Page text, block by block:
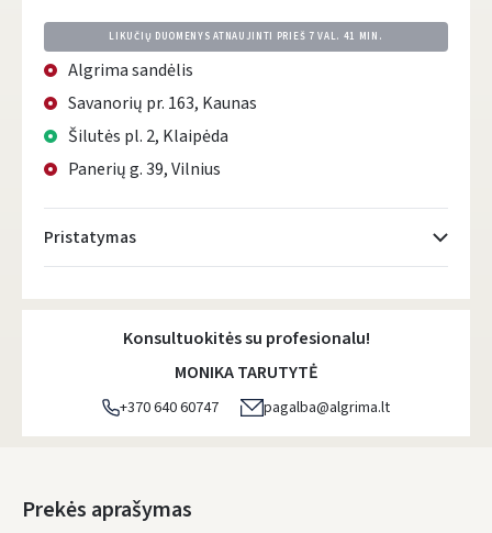
LIKUČIŲ DUOMENYS ATNAUJINTI PRIEŠ 7 VAL. 41 MIN.
Algrima sandėlis
Savanorių pr. 163, Kaunas
Šilutės pl. 2, Klaipėda
Panerių g. 39, Vilnius
Pristatymas
Atsiėmimo taškai- 0.00 €
DPD kurjeris - 0.00 €
DPD paštomatai- 0.00 €
LP Express paštomatai
Konsultuokitės su profesionalu!
MONIKA TARUTYTĖ
+370 640 60747 pagalba@algrima.lt
Prekės aprašymas